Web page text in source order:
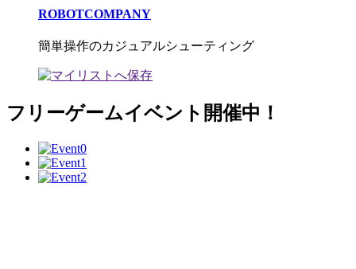
ROBOTCOMPANY
簡単操作のカジュアルシューティング
フリーゲームイベント開催中！